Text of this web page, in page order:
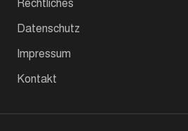
Datenschutz
Impressum
Kontakt